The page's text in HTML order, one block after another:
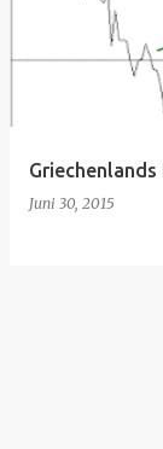
Juni 30, 2015